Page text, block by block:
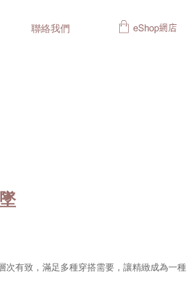
聯絡我們
次有致，滿足多種穿搭需要，讓精緻成為一種